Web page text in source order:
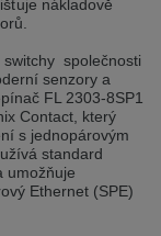
Would you like to
als die derzeit
verfügbar.
Version bleiben
nákladově
společnosti
senzory a
FL 2303-8SP1
Contact, který
s jednopárovým
standard
umožňuje
Ethernet (SPE)